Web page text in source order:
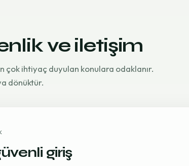
ve iletişim
çok ihtiyaç duyulan konulara odaklanır.
dönüktür.
giriş